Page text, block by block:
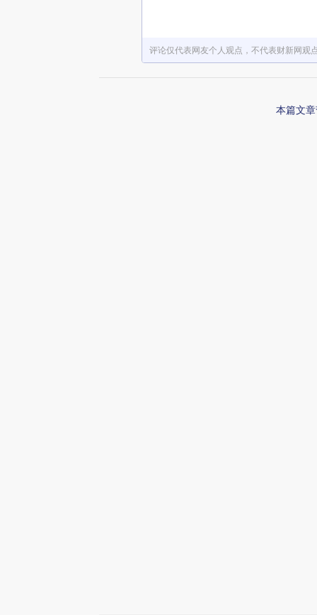
评论仅代表网友个人观点，不代表财新网观
本篇文